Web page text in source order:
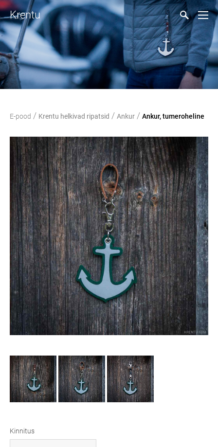
Krentu
E-pood / Krentu helkivad ripatsid / Ankur / Ankur, tumeroheline
Kinnitus